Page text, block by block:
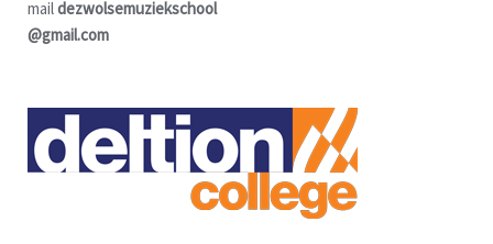
maildezwolsemuziekschool
@gmail.com